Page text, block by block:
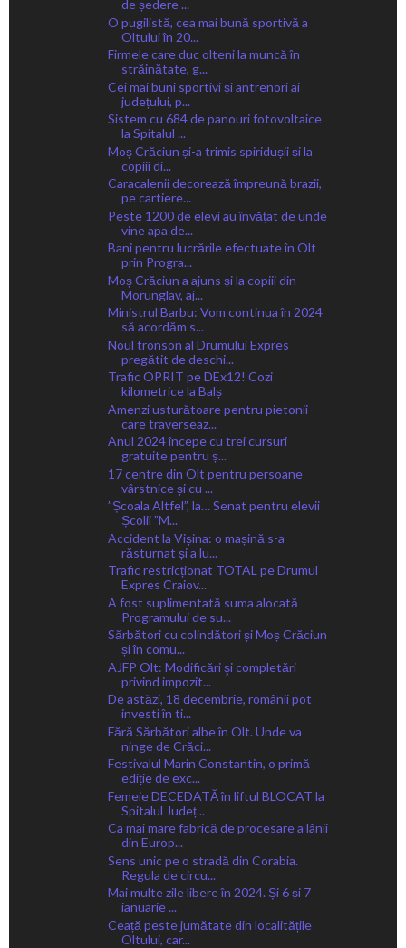
de ședere ...
O pugilistă, cea mai bună sportivă a
Oltului în 20...
Firmele care duc olteni la muncă în
străinătate, g...
Cei mai buni sportivi și antrenori ai
județului, p...
Sistem cu 684 de panouri fotovoltaice
la Spitalul ...
Moș Crăciun și-a trimis spiridușii și la
copiii di...
Caracalenii decorează împreună brazii,
pe cartiere...
Peste 1200 de elevi au învățat de unde
vine apa de...
Bani pentru lucrările efectuate în Olt
prin Progra...
Moș Crăciun a ajuns și la copiii din
Morunglav, aj...
Ministrul Barbu: Vom continua în 2024
să acordăm s...
Noul tronson al Drumului Expres
pregătit de deschi...
Trafic OPRIT pe DEx12! Cozi
kilometrice la Balș
Amenzi usturătoare pentru pietonii
care traverseaz...
Anul 2024 începe cu trei cursuri
gratuite pentru ș...
17 centre din Olt pentru persoane
vârstnice și cu ...
”Școala Altfel”, la… Senat pentru elevii
Școlii ”M...
Accident la Vișina: o mașină s-a
răsturnat și a lu...
Trafic restricționat TOTAL pe Drumul
Expres Craiov...
A fost suplimentată suma alocată
Programului de su...
Sărbători cu colindători și Moș Crăciun
și în comu...
AJFP Olt: Modificări şi completări
privind impozit...
De astăzi, 18 decembrie, românii pot
investi în ti...
Fără Sărbători albe în Olt. Unde va
ninge de Crăci...
Festivalul Marin Constantin, o primă
ediție de exc...
Femeie DECEDATĂ în liftul BLOCAT la
Spitalul Județ...
Ca mai mare fabrică de procesare a lânii
din Europ...
Sens unic pe o stradă din Corabia.
Regula de circu...
Mai multe zile libere în 2024. Și 6 și 7
ianuarie ...
Ceață peste jumătate din localitățile
Oltului, car...